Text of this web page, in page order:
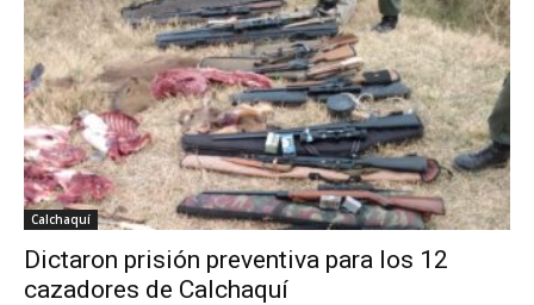
Calchaquí
Dictaron prisión preventiva para los 12
cazadores de Calchaquí